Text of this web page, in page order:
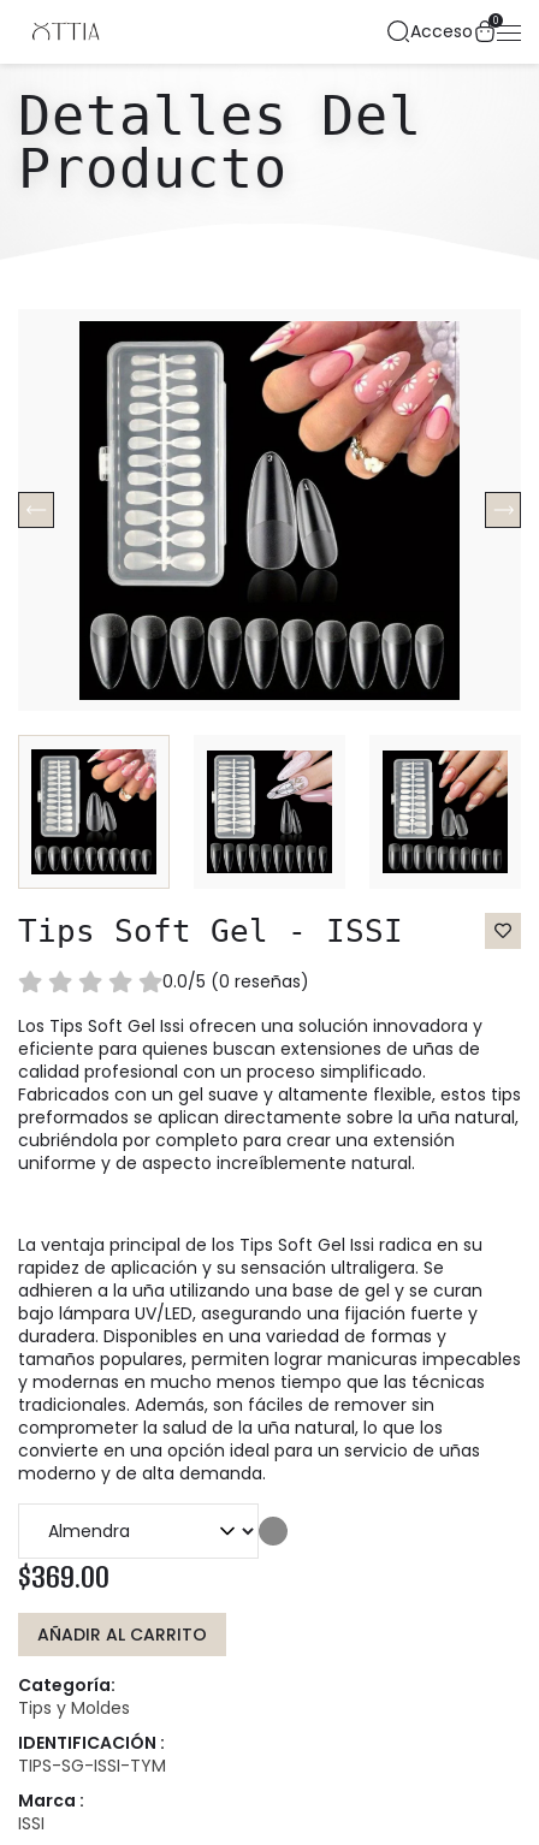
Acceso 0
Detalles Del
Producto
Tips Soft Gel - ISSI
0.0/5 (0 reseñas)
Los Tips Soft Gel Issi ofrecen una solución innovadora y
eficiente para quienes buscan extensiones de uñas de
calidad profesional con un proceso simplificado.
Fabricados con un gel suave y altamente flexible, estos tips
preformados se aplican directamente sobre la uña natural,
cubriéndola por completo para crear una extensión
uniforme y de aspecto increíblemente natural.
La ventaja principal de los Tips Soft Gel Issi radica en su
rapidez de aplicación y su sensación ultraligera. Se
adhieren a la uña utilizando una base de gel y se curan
bajo lámpara UV/LED, asegurando una fijación fuerte y
duradera. Disponibles en una variedad de formas y
tamaños populares, permiten lograr manicuras impecables
y modernas en mucho menos tiempo que las técnicas
tradicionales. Además, son fáciles de remover sin
comprometer la salud de la uña natural, lo que los
convierte en una opción ideal para un servicio de uñas
moderno y de alta demanda.
$369.00
AÑADIR AL CARRITO
Categoría:
Tips y Moldes
IDENTIFICACIÓN :
TIPS-SG-ISSI-TYM
Marca :
ISSI